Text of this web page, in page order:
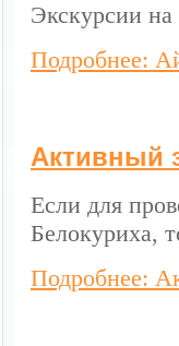
Экскурсии
Подробнее:
Активный
Если для
Белокуриха,
Подробнее: